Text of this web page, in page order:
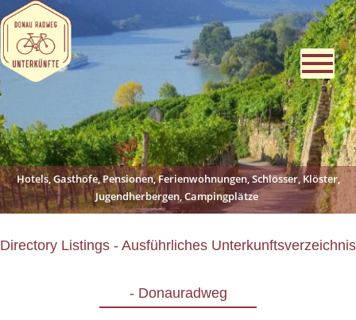
Hotels, Gasthöfe, Pensionen, Ferienwohnungen, Schlösser, Klöster,
Jugendherbergen, Campingplätze
Directory Listings - Ausführliches Unterkunftsverzeichnis
- Donauradweg